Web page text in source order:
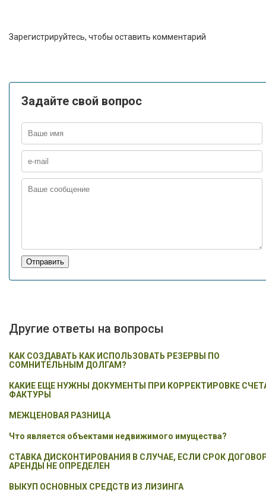
Зарегистрируйтесь, чтобы оставить комментарий
Задайте свой вопрос
Отправить
Другие ответы на вопросы
КАК СОЗДАВАТЬ КАК ИСПОЛЬЗОВАТЬ РЕЗЕРВЫ ПО
СОМНИТЕЛЬНЫМ ДОЛГАМ?
КАКИЕ ЕЩЕ НУЖНЫ ДОКУМЕНТЫ ПРИ КОРРЕКТИРОВКЕ
ФАКТУРЫ
МЕЖЦЕНОВАЯ РАЗНИЦА
Что является объектами недвижимого имущества?
СТАВКА ДИСКОНТИРОВАНИЯ В СЛУЧАЕ, ЕСЛИ СРОК
АРЕНДЫ НЕ ОПРЕДЕЛЕН
ВЫКУП ОСНОВНЫХ СРЕДСТВ ИЗ ЛИЗИНГА